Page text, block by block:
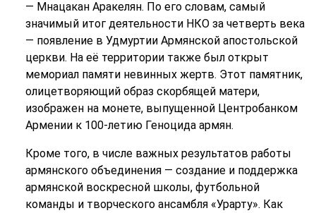
— Мнацакан Аракелян. По его словам, самый
значимый итог деятельности НКО за четверть века
— появление в Удмуртии Армянской апостольской
церкви. На её территории также был открыт
мемориал памяти невинных жертв. Этот памятник,
олицетворяющий образ скорбящей матери,
изображен на монете, выпущенной Центробанком
Армении к 100-летию Геноцида армян.
Кроме того, в числе важных результатов работы
армянского объединения — создание и поддержка
армянской воскресной школы, футбольной
команды и творческого ансамбля «Урарту». Как